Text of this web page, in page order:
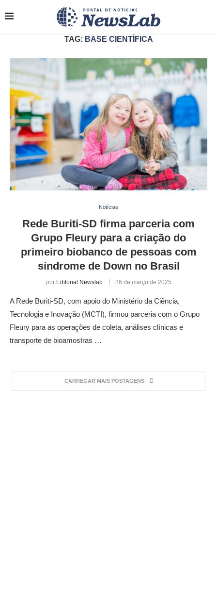
TAG: BASE CIENTÍFICA
Notícias
Rede Buriti-SD firma parceria com
Grupo Fleury para a criação do
primeiro biobanco de pessoas com
síndrome de Down no Brasil
por Editorial Newslab 26 de março de 2025
A Rede Buriti-SD, com apoio do Ministério da Ciência,
Tecnologia e Inovação (MCTI), firmou parceria com o Grupo
Fleury para as operações de coleta, análises clínicas e
transporte de bioamostras …
CARREGAR MAIS POSTAGENS